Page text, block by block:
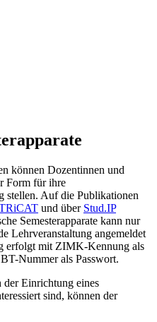
können Dozentinnen und
Form für ihre
stellen. Auf die Publikationen
und über Stud.IP
Semesterapparate kann nur
Lehrveranstaltung angemeldet
erfolgt mit ZIMK-Kennung als
Nummer als Passwort.
der Einrichtung eines
sind, können der